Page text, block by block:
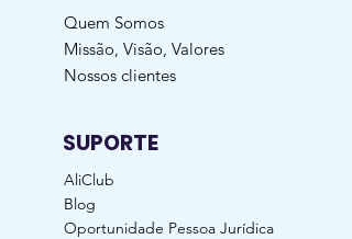
Quem Somos
Missão, Visão, Valores
Nossos clientes
SUPORTE
AliClub
Blog
Oportunidade Pessoa Jurídica